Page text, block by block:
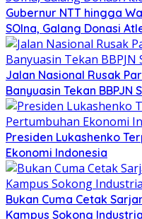
Gubernur NTT hingga
SOIna, Galang Donasi
Jalan Nasional Rusak
Banyuasin Tekan BBPJN
Presiden Lukashenko
Ekonomi Indonesia
Bukan Cuma Cetak
Kampus Sokong